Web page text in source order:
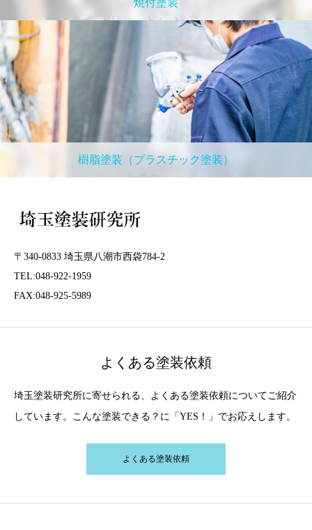
焼付塗装
樹脂塗装（プラスチック塗装）
〒340-0833 埼玉県八潮市西袋784-2
TEL:048-922-1959
FAX:048-925-5989
よくある塗装依頼
埼玉塗装研究所に寄せられる、よくある塗装依頼についてご紹介
しています。こんな塗装できる？に「YES！」でお応えします。
よくある塗装依頼